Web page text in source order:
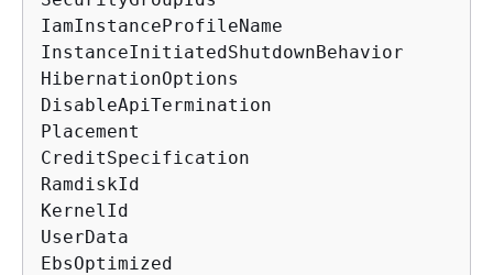
IamInstanceProfileName
InstanceInitiatedShutdownBehavior
HibernationOptions
DisableApiTermination
Placement
CreditSpecification
RamdiskId
KernelId
UserData
EbsOptimized